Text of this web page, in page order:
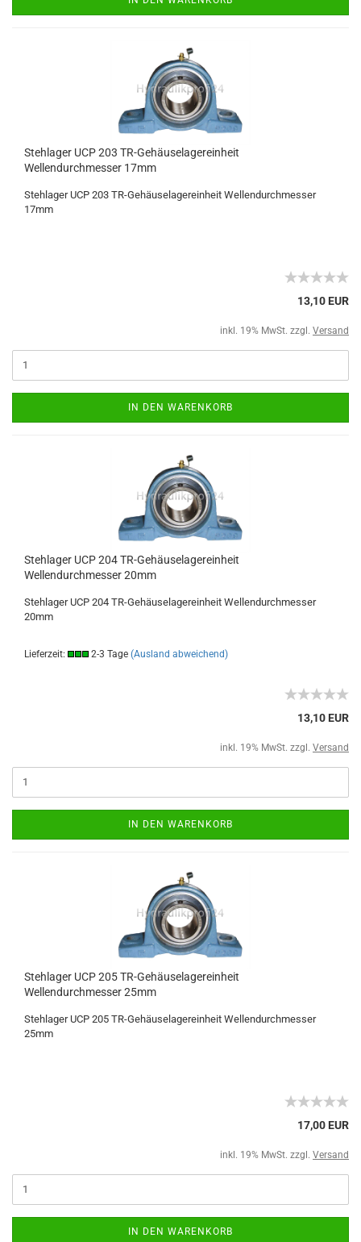
Stehlager UCP 203 TR-Gehäuselagereinheit
Wellendurchmesser 17mm
Stehlager UCP 203 TR-Gehäuselagereinheit Wellendurchmesser
17mm
13,10 EUR
inkl. 19% MwSt. zzgl. Versand
IN DEN WARENKORB
Stehlager UCP 204 TR-Gehäuselagereinheit
Wellendurchmesser 20mm
Stehlager UCP 204 TR-Gehäuselagereinheit Wellendurchmesser
20mm
Lieferzeit: 2-3 Tage (Ausland abweichend)
13,10 EUR
inkl. 19% MwSt. zzgl. Versand
IN DEN WARENKORB
Stehlager UCP 205 TR-Gehäuselagereinheit
Wellendurchmesser 25mm
Stehlager UCP 205 TR-Gehäuselagereinheit Wellendurchmesser
25mm
17,00 EUR
inkl. 19% MwSt. zzgl. Versand
IN DEN WARENKORB